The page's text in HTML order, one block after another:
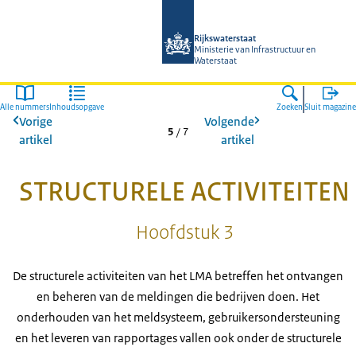
Rijkswaterstaat
Ministerie van Infrastructuur en
Waterstaat
Alle nummers Inhoudsopgave Zoeken Sluit magazine
Vorige
artikel
5 / 7
Volgende
artikel
STRUCTURELE ACTIVITEITEN
Hoofdstuk 3
De structurele activiteiten van het LMA betreffen het ontvangen
en beheren van de meldingen die bedrijven doen. Het
onderhouden van het meldsysteem, gebruikersondersteuning
en het leveren van rapportages vallen ook onder de structurele